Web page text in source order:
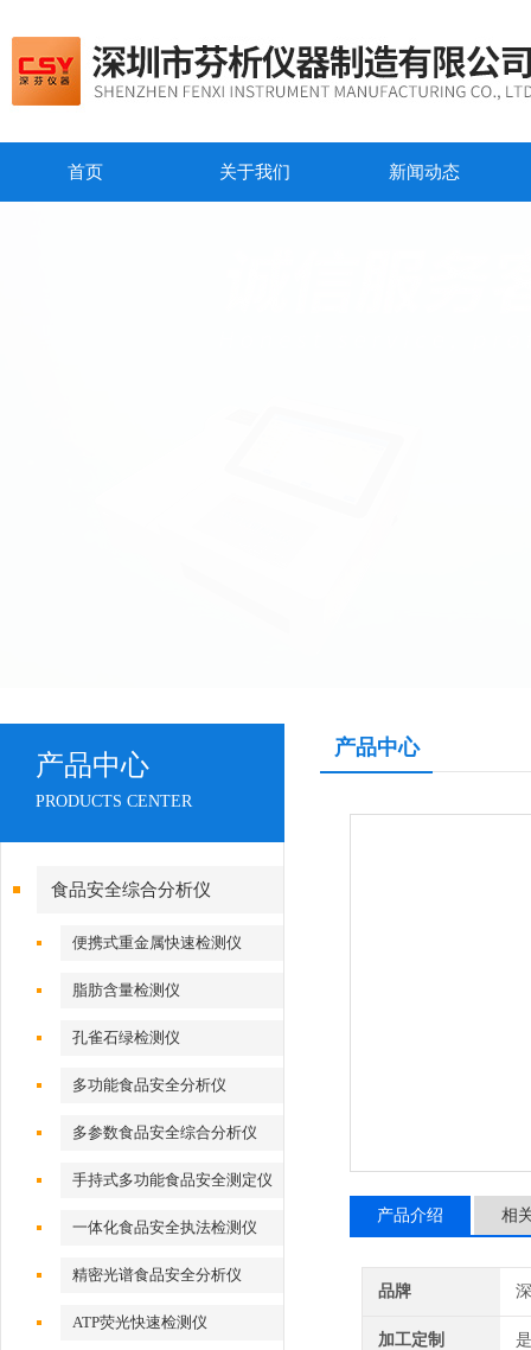
首页 关于我们 新闻动态
产品中心
PRODUCTS CENTER
食品安全综合分析仪
便携式重金属快速检测仪
脂肪含量检测仪
孔雀石绿检测仪
多功能食品安全分析仪
多参数食品安全综合分析仪
手持式多功能食品安全测定仪
一体化食品安全执法检测仪
精密光谱食品安全分析仪
ATP荧光快速检测仪
产品中心
产品介绍 相
品牌
加工定制 是